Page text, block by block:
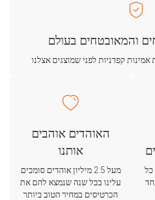
והמאובטחים בעולם
קפדניות לפני שמוצגים אצלנו
כל
האוהדים אוהבים
אותנו
מעל 2.5 מיליון אוהדים סומכים
עלינו בכל שנה שנמצא להם את
הכרטיסים במחיר הטוב ביותר